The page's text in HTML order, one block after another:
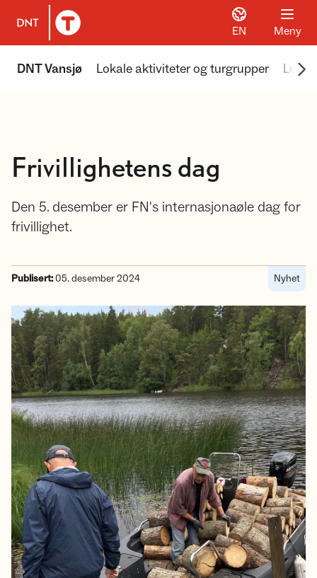
Til DNT.no forside
EN Meny
DNT Vansjø Lokale aktiviteter og turgrupper
Frivillighetens dag
Den 5. desember er FN's internasjonaøle dag for
frivillighet.
Publisert:05. desember 2024 Nyhet